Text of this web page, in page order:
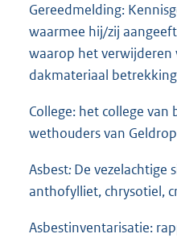
Gereedmelding:
waarmee hij/zij
waarop het verwijderen
dakmateriaal
College: het college van
wethouders van
Asbest: De vezelachtige
anthofylliet, chrysotiel,
Asbestinventarisatie: